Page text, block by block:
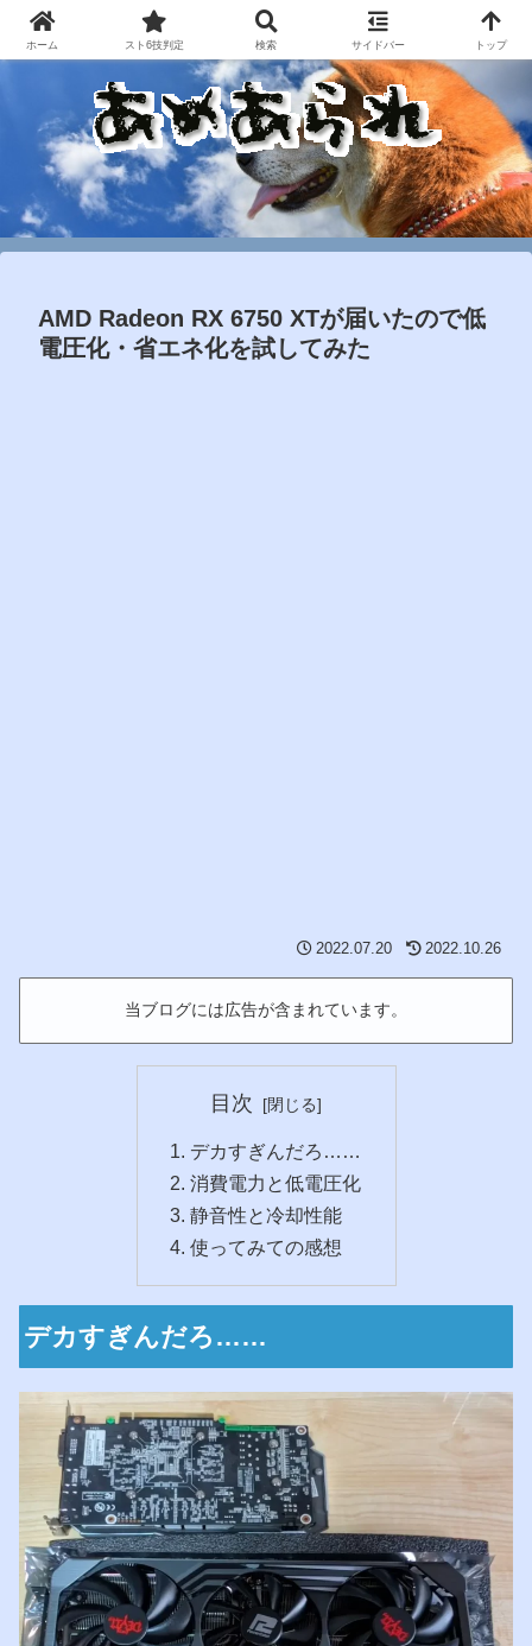
AMD Radeon RX 6750 XTが届いたので低
電圧化・省エネ化を試してみた
2022.07.20 2022.10.26
当ブログには広告が含まれています。
目次
デカすぎんだろ……
消費電力と低電圧化
静音性と冷却性能
使ってみての感想
デカすぎんだろ……
ホーム スト6技判定 検索 サイドバー トップ